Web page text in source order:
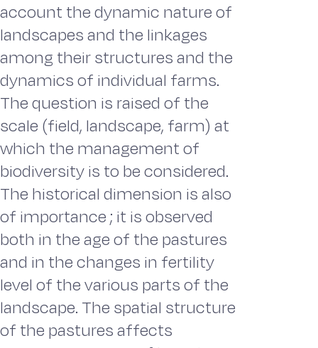
account the dynamic nature of
landscapes and the linkages
among their structures and the
dynamics of individual farms.
The question is raised of the
scale (field, landscape, farm) at
which the management of
biodiversity is to be considered.
The historical dimension is also
of importance ; it is observed
both in the age of the pastures
and in the changes in fertility
level of the various parts of the
landscape. The spatial structure
of the pastures affects